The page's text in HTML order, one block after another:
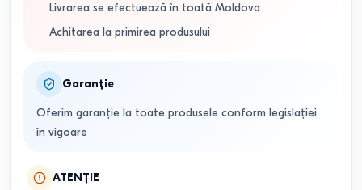
Livrarea se efectuează în toată Moldova
Achitarea la primirea produsului
Garanție
Oferim garanție la toate produsele conform legislației
în vigoare
ATENȚIE